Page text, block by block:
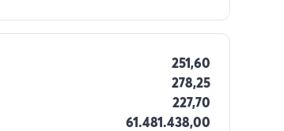
251,60
278,25
227,70
61.481.438,00